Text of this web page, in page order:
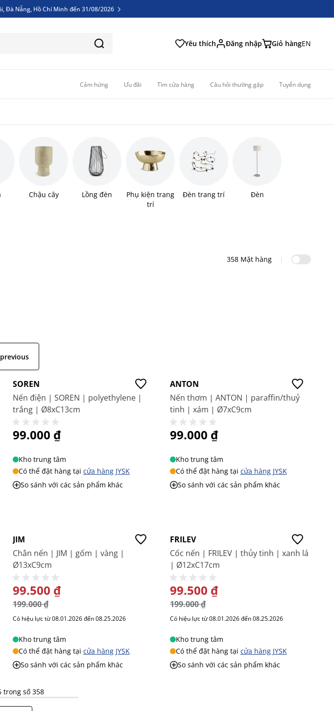
Đà Nẵng, Hồ Chí Minh đến 31/08/2026
Yêu thích Đăng nhập Giỏ hàngEN
Cảm hứng Ưu đãi Tìm cửa hàng Câu hỏi thường gặp Tuyển dụng
Chậu cây Lồng đèn
Phụ kiện trang
trí
Đèn trang trí Đèn
358 Mặt hàng | Sản
SOREN
Nến điện | SOREN | polyethylene |
trắng | Ø8xC13cm
99.000 ₫
Kho trung tâm
Có thể đặt hàng tại cửa hàng JYSK
So sánh với các sản phẩm khác
ANTON
Nến thơm | ANTON | paraffin/thuỷ
tinh | xám | Ø7xC9cm
99.000 ₫
Kho trung tâm
Có thể đặt hàng tại cửa hàng JYSK
So sánh với các sản phẩm khác
JIM
Chân nến | JIM | gốm | vàng |
Ø13xC9cm
GIÁ ĐẶC BIỆT
99.500 ₫
199.000 ₫
Có hiệu lực từ 08.01.2026 đến 08.25.2026
Kho trung tâm
Có thể đặt hàng tại cửa hàng JYSK
So sánh với các sản phẩm khác
FRILEV
Cốc nến | FRILEV | thủy tinh | xanh lá
| Ø12xC17cm
GIÁ ĐẶC BIỆT
99.500 ₫
199.000 ₫
Có hiệu lực từ 08.01.2026 đến 08.25.2026
Kho trung tâm
Có thể đặt hàng tại cửa hàng JYSK
So sánh với các sản phẩm khác
trong số 358